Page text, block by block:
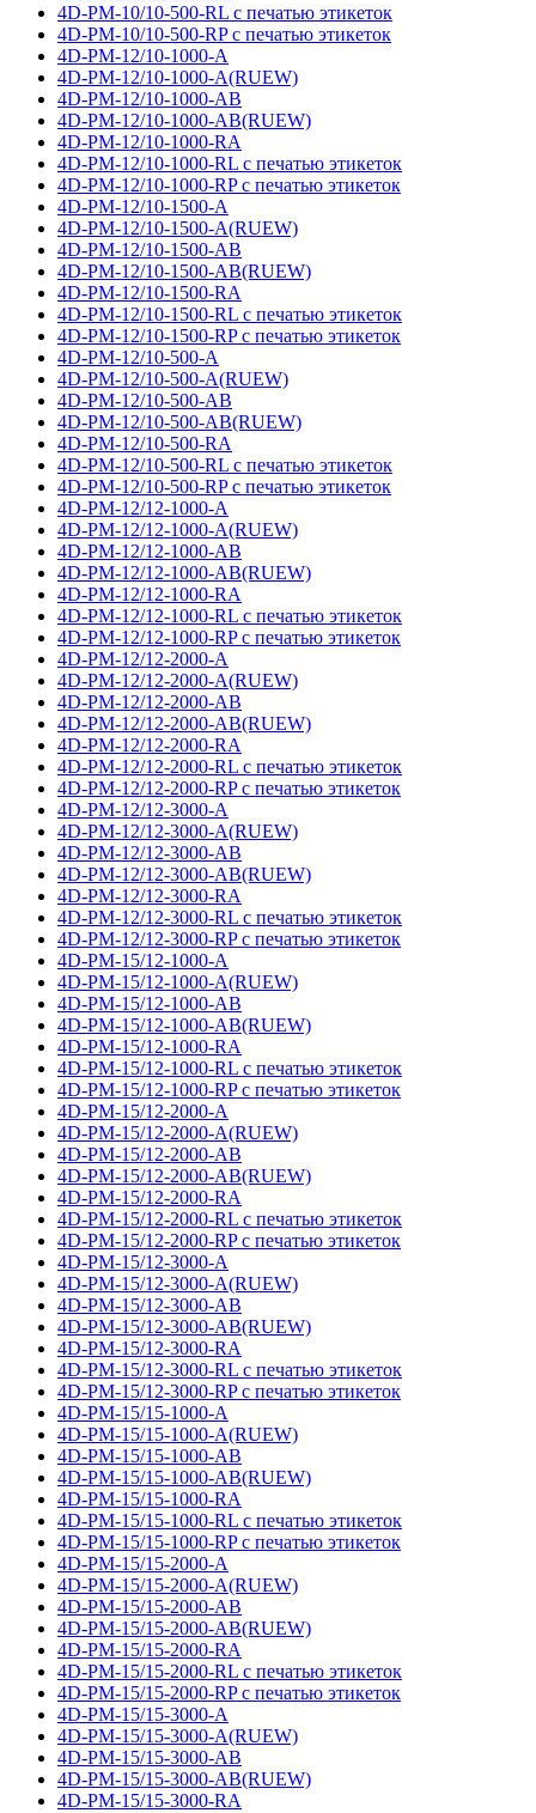
4D-PM-10/10-500-RL с печатью этикеток
4D-PM-10/10-500-RP с печатью этикеток
4D-PM-12/10-1000-A
4D-PM-12/10-1000-A(RUEW)
4D-PM-12/10-1000-AB
4D-PM-12/10-1000-AB(RUEW)
4D-PM-12/10-1000-RA
4D-PM-12/10-1000-RL с печатью этикеток
4D-PM-12/10-1000-RP с печатью этикеток
4D-PM-12/10-1500-A
4D-PM-12/10-1500-A(RUEW)
4D-PM-12/10-1500-AB
4D-PM-12/10-1500-AB(RUEW)
4D-PM-12/10-1500-RA
4D-PM-12/10-1500-RL с печатью этикеток
4D-PM-12/10-1500-RP с печатью этикеток
4D-PM-12/10-500-A
4D-PM-12/10-500-A(RUEW)
4D-PM-12/10-500-AB
4D-PM-12/10-500-AB(RUEW)
4D-PM-12/10-500-RA
4D-PM-12/10-500-RL с печатью этикеток
4D-PM-12/10-500-RP с печатью этикеток
4D-PM-12/12-1000-A
4D-PM-12/12-1000-A(RUEW)
4D-PM-12/12-1000-AB
4D-PM-12/12-1000-AB(RUEW)
4D-PM-12/12-1000-RA
4D-PM-12/12-1000-RL с печатью этикеток
4D-PM-12/12-1000-RP с печатью этикеток
4D-PM-12/12-2000-A
4D-PM-12/12-2000-A(RUEW)
4D-PM-12/12-2000-AB
4D-PM-12/12-2000-AB(RUEW)
4D-PM-12/12-2000-RA
4D-PM-12/12-2000-RL с печатью этикеток
4D-PM-12/12-2000-RP с печатью этикеток
4D-PM-12/12-3000-A
4D-PM-12/12-3000-A(RUEW)
4D-PM-12/12-3000-AB
4D-PM-12/12-3000-AB(RUEW)
4D-PM-12/12-3000-RA
4D-PM-12/12-3000-RL с печатью этикеток
4D-PM-12/12-3000-RP с печатью этикеток
4D-PM-15/12-1000-A
4D-PM-15/12-1000-A(RUEW)
4D-PM-15/12-1000-AB
4D-PM-15/12-1000-AB(RUEW)
4D-PM-15/12-1000-RA
4D-PM-15/12-1000-RL с печатью этикеток
4D-PM-15/12-1000-RP с печатью этикеток
4D-PM-15/12-2000-A
4D-PM-15/12-2000-A(RUEW)
4D-PM-15/12-2000-AB
4D-PM-15/12-2000-AB(RUEW)
4D-PM-15/12-2000-RA
4D-PM-15/12-2000-RL с печатью этикеток
4D-PM-15/12-2000-RP с печатью этикеток
4D-PM-15/12-3000-A
4D-PM-15/12-3000-A(RUEW)
4D-PM-15/12-3000-AB
4D-PM-15/12-3000-AB(RUEW)
4D-PM-15/12-3000-RA
4D-PM-15/12-3000-RL с печатью этикеток
4D-PM-15/12-3000-RP с печатью этикеток
4D-PM-15/15-1000-A
4D-PM-15/15-1000-A(RUEW)
4D-PM-15/15-1000-AB
4D-PM-15/15-1000-AB(RUEW)
4D-PM-15/15-1000-RA
4D-PM-15/15-1000-RL с печатью этикеток
4D-PM-15/15-1000-RP с печатью этикеток
4D-PM-15/15-2000-A
4D-PM-15/15-2000-A(RUEW)
4D-PM-15/15-2000-AB
4D-PM-15/15-2000-AB(RUEW)
4D-PM-15/15-2000-RA
4D-PM-15/15-2000-RL с печатью этикеток
4D-PM-15/15-2000-RP с печатью этикеток
4D-PM-15/15-3000-A
4D-PM-15/15-3000-A(RUEW)
4D-PM-15/15-3000-AB
4D-PM-15/15-3000-AB(RUEW)
4D-PM-15/15-3000-RA